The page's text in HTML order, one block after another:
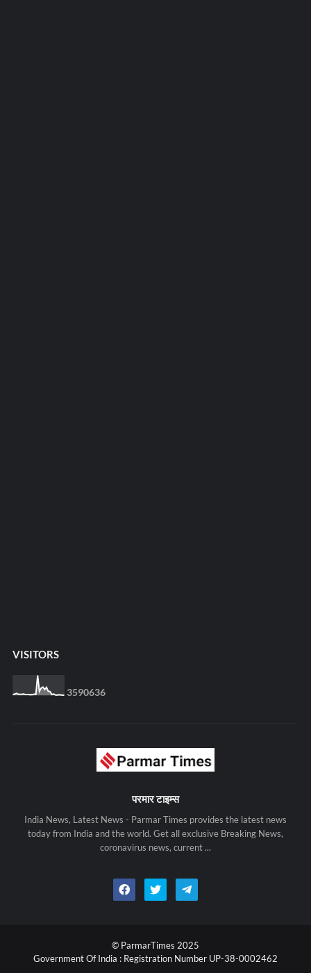
VISITORS
3590636
परमार टाइम्स
India News, Latest News - Parmar Times provides the latest news
today from India and the world. Get all exclusive Breaking News,
coronavirus news, current ...
© ParmarTimes 2025
Government Of India : Registration Number UP-38-0002462